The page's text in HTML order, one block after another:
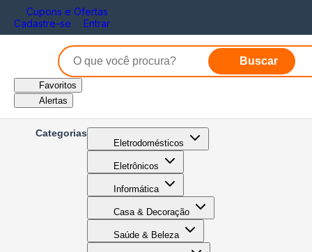
Cupons e Ofertas
Cadastre-se
Entrar
Buscar
Favoritos
Alertas
Categorias
Eletrodomésticos
Eletrônicos
Informática
Casa & Decoração
Saúde & Beleza